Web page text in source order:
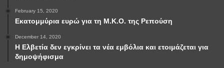
February 15, 2020
Εκατομμύρια ευρώ για τη Μ.Κ.Ο. της Ρεπούση
December 14, 2020
Η Ελβετία δεν εγκρίνει τα νέα εμβόλια και ετοιμάζεται για
δημοψήφισμα